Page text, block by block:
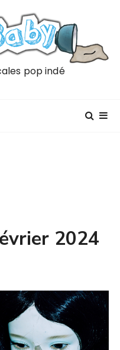
pop indé
2024